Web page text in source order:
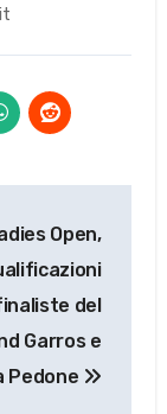
Open,
del
Garros e
Pedone